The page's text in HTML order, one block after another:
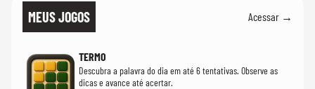
MEUS JOGOS Acessar →
TERMO
Descubra a palavra do dia em até 6 tentativas. Observe as
dicas e avance até acertar.